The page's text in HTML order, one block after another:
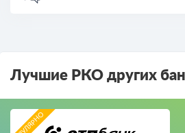
Лучшие РКО других